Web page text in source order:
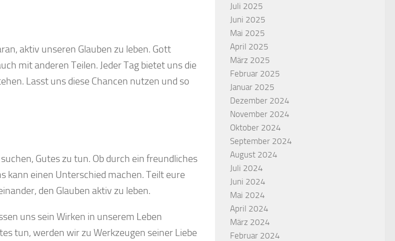
aktiv unseren Glauben zu leben. Gott
mit anderen Teilen. Jeder Tag bietet uns die
Lasst uns diese Chancen nutzen und so
Gutes zu tun. Ob durch ein freundliches
kann einen Unterschied machen. Teilt eure
den Glauben aktiv zu leben.
uns sein Wirken in unserem Leben
tun, werden wir zu Werkzeugen seiner Liebe
Juli 2025
Juni 2025
Mai 2025
April 2025
März 2025
Februar 2025
Januar 2025
Dezember 2024
November 2024
Oktober 2024
September 2024
August 2024
Juli 2024
Juni 2024
Mai 2024
April 2024
März 2024
Februar 2024